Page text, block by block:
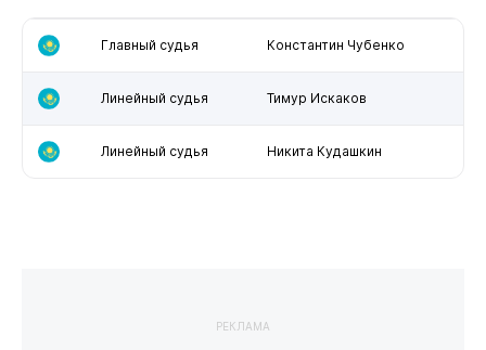
Главный судья Константин Чубенко
Линейный судья Тимур Искаков
Линейный судья Никита Кудашкин
РЕКЛАМА